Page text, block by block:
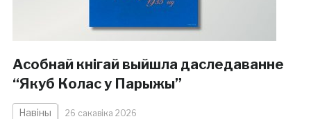
Асобнай кнігай выйшла даследаванне
“Якуб Колас у Парыжы”
Навіны 26 сакавіка 2026